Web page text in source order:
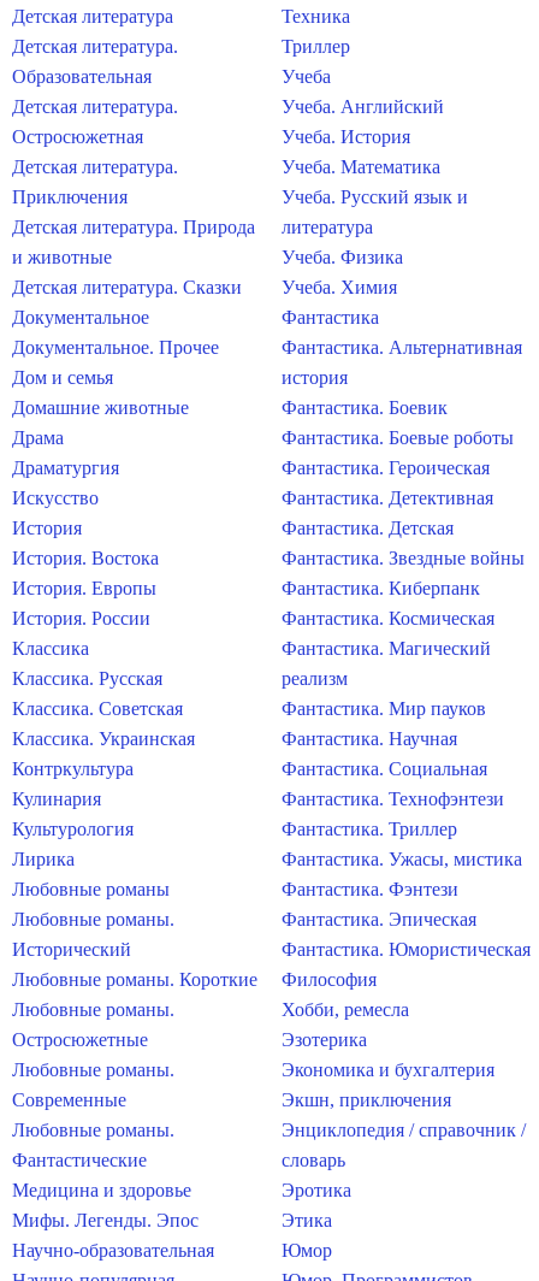
Детская литература
Детская литература.
Образовательная
Детская литература.
Остросюжетная
Детская литература.
Приключения
Детская литература. Природа
и животные
Детская литература. Сказки
Документальное
Документальное. Прочее
Дом и семья
Домашние животные
Драма
Драматургия
Искусство
История
История. Востока
История. Европы
История. России
Классика
Классика. Русская
Классика. Советская
Классика. Украинская
Контркультура
Кулинария
Культурология
Лирика
Любовные романы
Любовные романы.
Исторический
Любовные романы. Короткие
Любовные романы.
Остросюжетные
Любовные романы.
Современные
Любовные романы.
Фантастические
Медицина и здоровье
Мифы. Легенды. Эпос
Научно-образовательная
Техника
Триллер
Учеба
Учеба. Английский
Учеба. История
Учеба. Математика
Учеба. Русский язык и
литература
Учеба. Физика
Учеба. Химия
Фантастика
Фантастика. Альтернативная
история
Фантастика. Боевик
Фантастика. Боевые роботы
Фантастика. Героическая
Фантастика. Детективная
Фантастика. Детская
Фантастика. Звездные войны
Фантастика. Киберпанк
Фантастика. Космическая
Фантастика. Магический
реализм
Фантастика. Мир пауков
Фантастика. Научная
Фантастика. Социальная
Фантастика. Технофэнтези
Фантастика. Триллер
Фантастика. Ужасы, мистика
Фантастика. Фэнтези
Фантастика. Эпическая
Фантастика. Юмористическая
Философия
Хобби, ремесла
Эзотерика
Экономика и бухгалтерия
Экшн, приключения
Энциклопедия / справочник /
словарь
Эротика
Этика
Юмор